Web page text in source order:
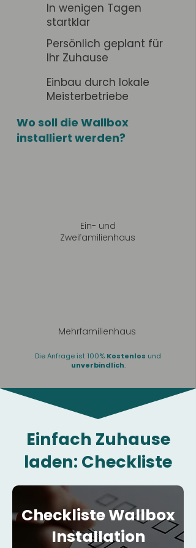
In wenigen Tagen
startklar
Persönlich geplant für
Ihr Zuhause
Einbau durch lokale
Meisterbetriebe
Wo soll die Wallbox
installiert werden?
Ein- und
Zweifamilienhaus
Mehrfamilienhaus
Die Anfrage ist 100% Kostenlos und
unverbindlich.
Einfach Zuhause
laden: Checkliste
Checkliste Wallbox
Installation